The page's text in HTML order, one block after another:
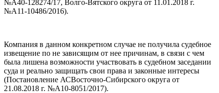
№А40-128274/17, Волго-Вятского округа от 11.01.2018 г.
№А11-10486/2016).
Компания в данном конкретном случае не получила судебное
извещение по не зависящим от нее причинам, в связи с чем
была лишена возможности участвовать в судебном заседании
суда и реально защищать свои права и законные интересы
(Постановление АСВосточно-Сибирского округа от
21.08.2018 г. №А10-8051/2017).